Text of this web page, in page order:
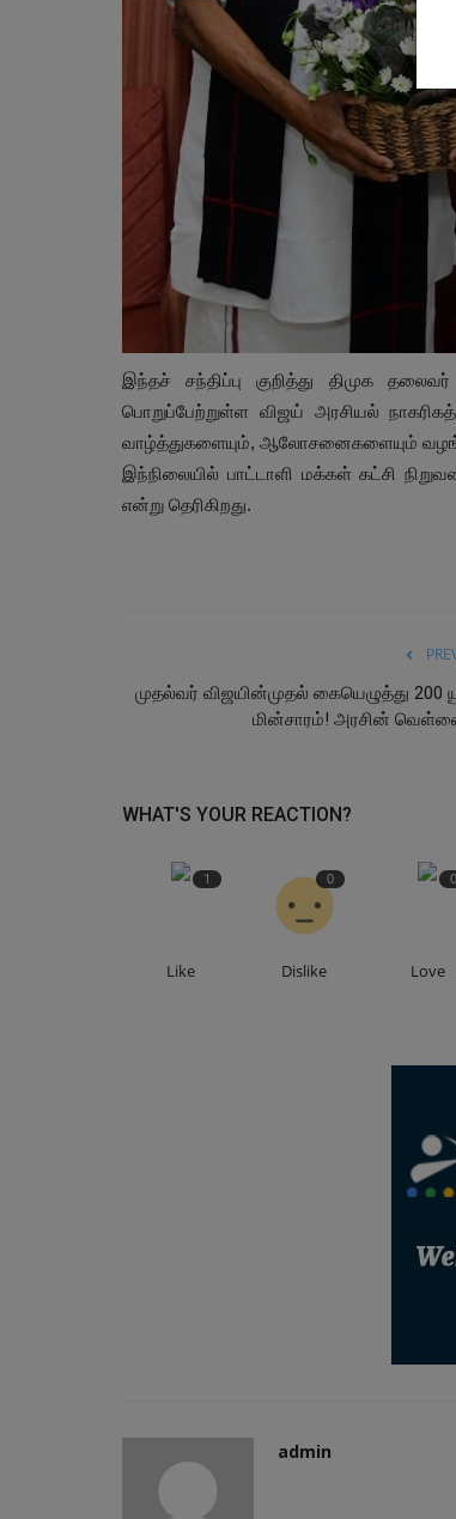
இந்தச் சந்திப்பு குறித்து திமுக
பொறுப்பேற்றுள்ள விஜய் அரசியல்
வாழ்த்துகளையும், ஆலோசனைகளையும்
இந்நிலையில் பாட்டாளி மக்கள் கட்சி
என்று தெரிகிறது.
முதல்வர் விஜயின்முதல் கையெழுத்து 200
மின்சாரம்! அரசின்
WHAT'S YOUR REACTION?
1
Like
0
Dislike
0
Love
admin
admin Nov 3, 2025 0